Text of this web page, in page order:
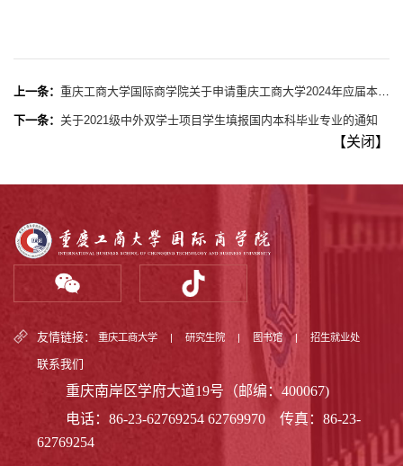
上一条： 重庆工商大学国际商学院关于申请重庆工商大学2024年应届本科毕业生资格的通知
下一条： 关于2021级中外双学士项目学生填报国内本科毕业专业的通知
【关闭 】
友情链接： 重庆工商大学 研究生院 图书馆 | 招生就业处
联系我们
重庆南岸区学府大道19号（邮编：400067)
电话：86-23-62769254 62769970 传真：86-23-
62769254